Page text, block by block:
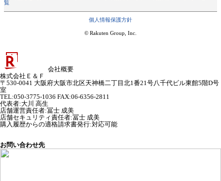
覧
個人情報保護方針
© Rakuten Group, Inc.
会社概要
株式会社Ｅ＆Ｆ
〒530-0041 大阪府大阪市北区天神橋二丁目北1番21号八千代ビル東館5階D号
室
TEL:050-3775-1036 FAX:06-6356-2811
代表者:大川 高生
店舗運営責任者:冨士 成美
店舗セキュリティ責任者:冨士 成美
購入履歴からの適格請求書発行:対応可能
お問い合わせ先